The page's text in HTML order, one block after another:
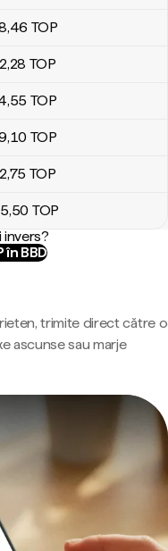
,46 TOP
,28 TOP
,55 TOP
,10 TOP
,75 TOP
,50 TOP
invers?
BBD
trimite direct către o
ascunse sau marje